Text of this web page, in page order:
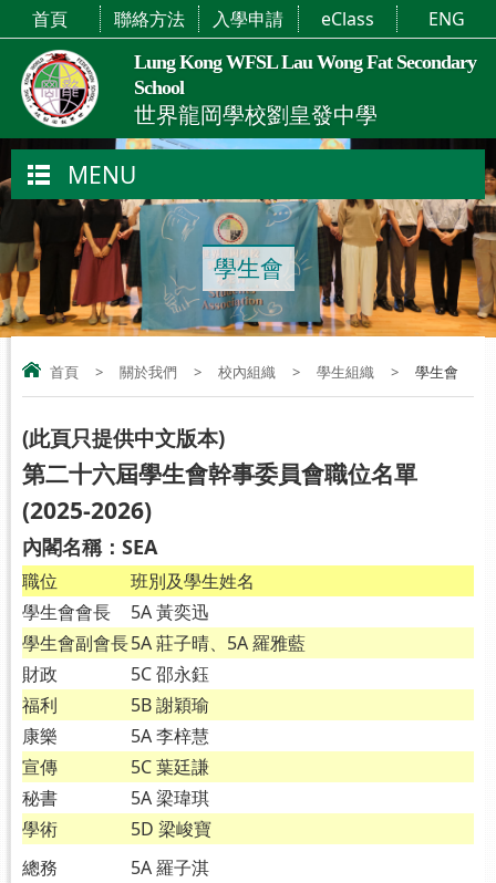
Lung Kong WFSL Lau Wong Fat Secondary
School
世界龍岡學校劉皇發中學
首頁 聯絡方法 入學申請 eClass ENG
MENU
學生會
首頁 > 關於我們 > 校內組織 > 學生組織 > 學生會
(此頁只提供中文版本)
第二十六屆學生會幹事委員會職位名單
(2025-2026)
內閣名稱：SEA
職位
班別及學生姓名
學生會會長
5A 黃奕迅
學生會副會長5A 莊子晴、5A 羅雅藍
財政
5C 邵永鈺
福利
5B 謝穎瑜
康樂
5A 李梓慧
宣傳
5C 葉廷謙
秘書
5A 梁瑋琪
學術
5D 梁峻寶
總務
5A 羅子淇